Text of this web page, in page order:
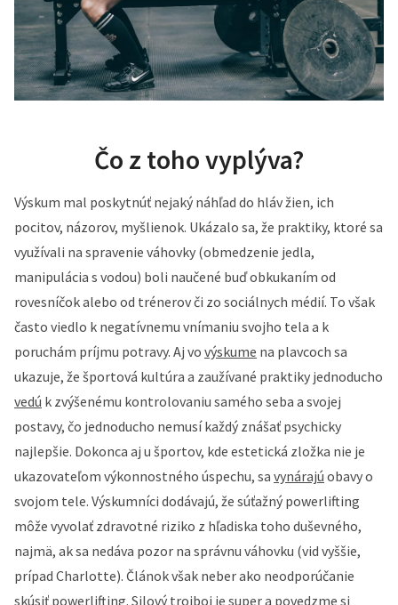
Čo z toho vyplýva?
Výskum mal poskytnúť nejaký náhľad do hláv žien, ich
pocitov, názorov, myšlienok. Ukázalo sa, že praktiky, ktoré sa
využívali na spravenie váhovky (obmedzenie jedla,
manipulácia s vodou) boli naučené buď obkukaním od
rovesníčok alebo od trénerov či zo sociálnych médií. To však
často viedlo k negatívnemu vnímaniu svojho tela a k
poruchám príjmu potravy. Aj vo výskume na plavcoch sa
ukazuje, že športová kultúra a zaužívané praktiky jednoducho
vedú k zvýšenému kontrolovaniu samého seba a svojej
postavy, čo jednoducho nemusí každý znášať psychicky
najlepšie. Dokonca aj u športov, kde estetická zložka nie je
ukazovateľom výkonnostného úspechu, sa vynárajú obavy o
svojom tele. Výskumníci dodávajú, že súťažný powerlifting
môže vyvolať zdravotné riziko z hľadiska toho duševného,
najmä, ak sa nedáva pozor na správnu váhovku (vid vyššie,
prípad Charlotte). Článok však neber ako neodporúčanie
skúsiť powerlifting. Silový trojboj je super a povedzme si